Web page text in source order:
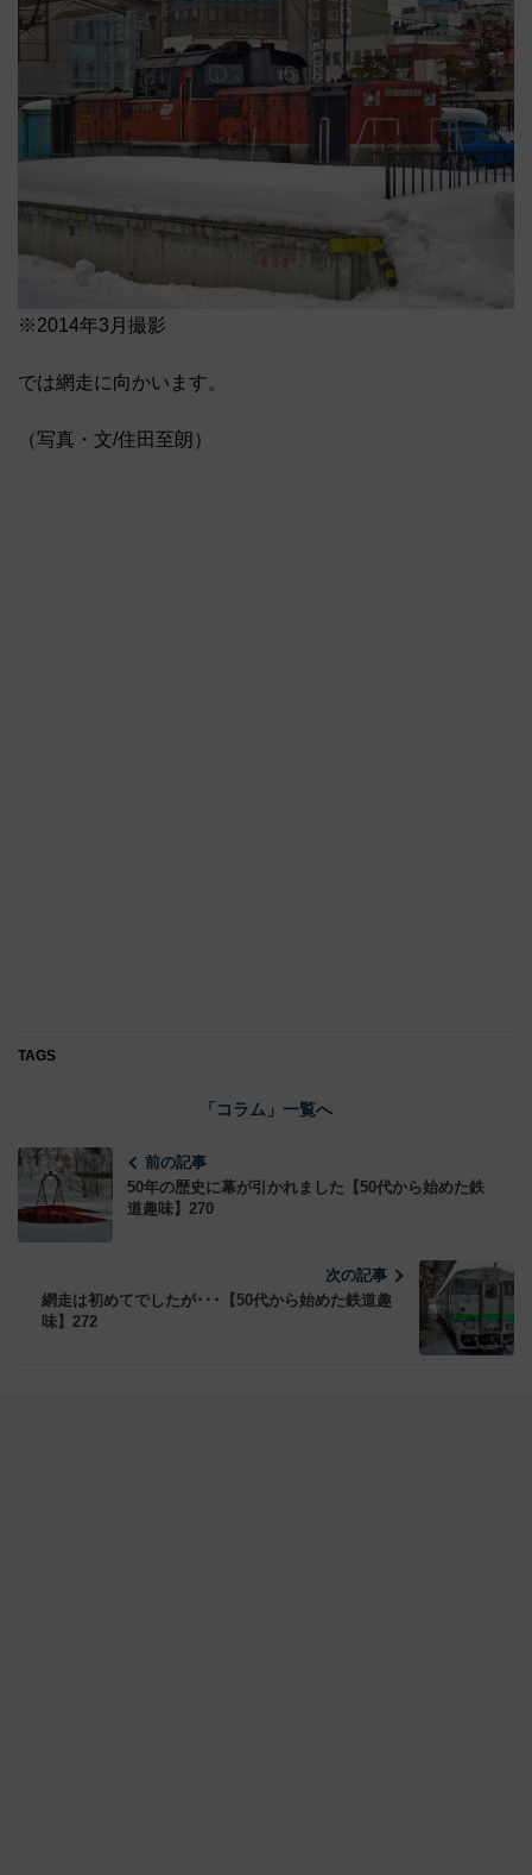
※2014年3月撮影
では網走に向かいます。
（写真・文/住田至朗）
TAGS
「コラム」一覧へ
前の記事
50年の歴史に幕が引かれました【50代から始めた鉄
道趣味】270
次の記事
網走は初めてでしたが･･･【50代から始めた鉄道趣
味】272